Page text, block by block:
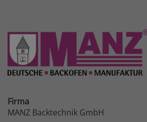
Firma
MANZ Backtechnik GmbH